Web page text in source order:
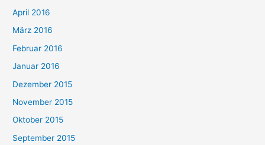
April 2016
März 2016
Februar 2016
Januar 2016
Dezember 2015
November 2015
Oktober 2015
September 2015